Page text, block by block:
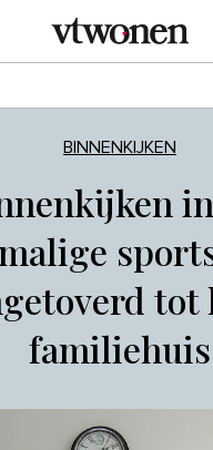
BINNENKIJKEN
tot
familiehuis